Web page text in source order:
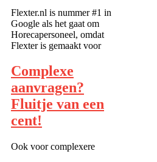
overheidinstanties. Twee
ervaren P&am...
Flexter.nl is nummer #1 in
Google als het gaat om
Horecapersoneel, omdat
Flexter is gemaakt voor
www.flexter,nl vindt u
professionele horeca en
cateringpersoneel. Van
Management niveau tot
operationeel uitvoerend. Al...
Complexe
aanvragen?
Fluitje van een
cent!
Ook voor complexere